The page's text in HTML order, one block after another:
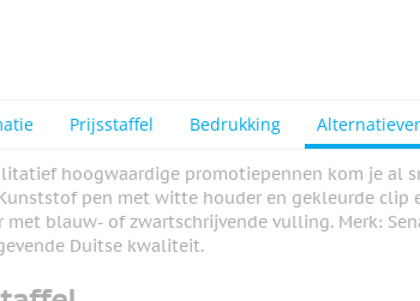
Prijsstaffel Bedrukking
hoogwaardige promotiepennen kom je al
pen met witte houder en gekleurde clip
met blauw- of zwartschrijvende vulling. Merk:
Duitse kwaliteit.